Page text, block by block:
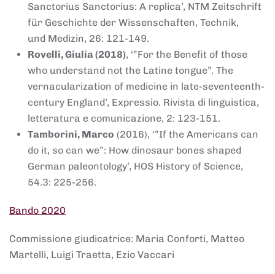
Sanctorius Sanctorius: A replica’, NTM Zeitschrift
für Geschichte der Wissenschaften, Technik,
und Medizin, 26: 121-149.
Rovelli, Giulia (2018), ‘”For the Benefit of those
who understand not the Latine tongue”. The
vernacularization of medicine in late-seventeenth-
century England’, Expressio. Rivista di linguistica,
letteratura e comunicazione, 2: 123-151.
Tamborini, Marco (2016), ‘”If the Americans can
do it, so can we”: How dinosaur bones shaped
German paleontology’, HOS History of Science,
54.3: 225-256.
Bando 2020
Commissione giudicatrice: Maria Conforti, Matteo
Martelli, Luigi Traetta, Ezio Vaccari